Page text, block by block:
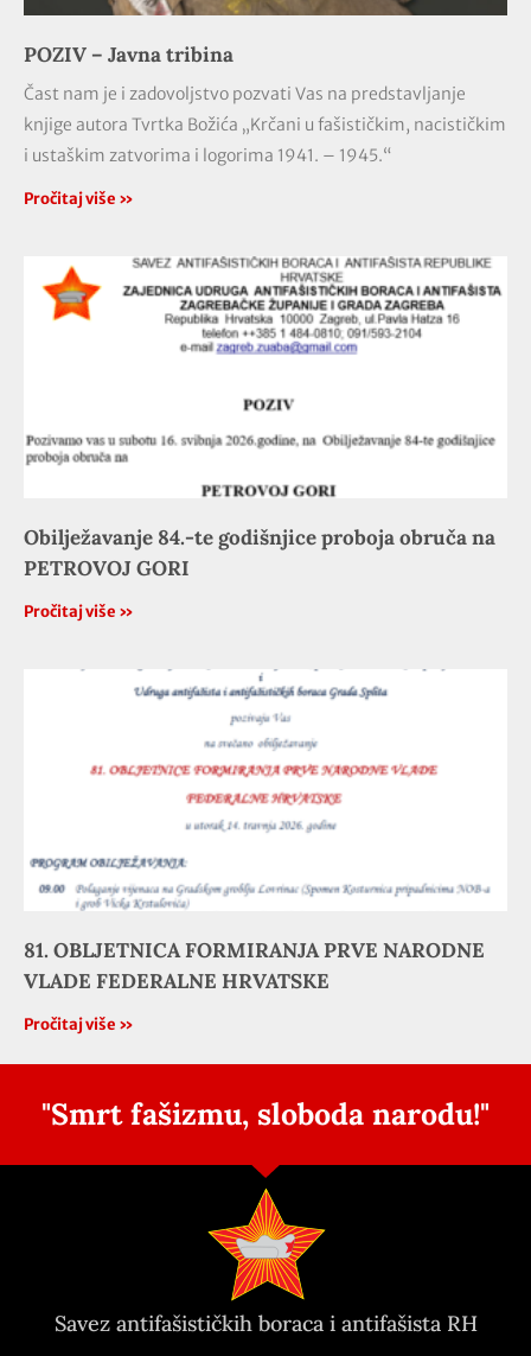
POZIV – Javna tribina
Čast nam je i zadovoljstvo pozvati Vas na predstavljanje
knjige autora Tvrtka Božića „Krčani u fašističkim, nacističkim
i ustaškim zatvorima i logorima 1941. – 1945.“
Pročitaj više »
Obilježavanje 84.-te godišnjice proboja obruča na
PETROVOJ GORI
Pročitaj više »
81. OBLJETNICA FORMIRANJA PRVE NARODNE
VLADE FEDERALNE HRVATSKE
Pročitaj više »
"Smrt fašizmu, sloboda narodu!"
Savez antifašističkih boraca i antifašista RH